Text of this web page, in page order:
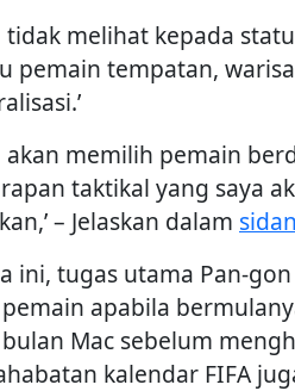
tidak melihat kepada
pemain tempatan,
akan memilih pemain
taktikal yang saya
– Jelaskan dalam
ini, tugas utama Pan-
apabila
Mac sebelum
kalendar FIFA